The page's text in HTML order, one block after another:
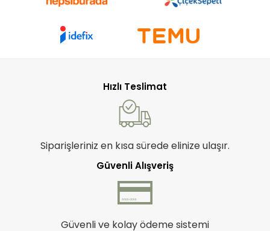
Hızlı Teslimat
Siparişleriniz en kısa sürede elinize ulaşır.
Güvenli Alışveriş
Güvenli ve kolay ödeme sistemi